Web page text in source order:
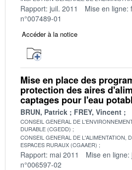
Rapport: juil. 2011 Mise en ligne:
n°007489-01
Accéder à la notice
Mise en place des
protection des aires
captages pour l'eau
BRUN, Patrick FREY, Vincent
CONSEIL GENERAL DE
DURABLE (CGEDD)
CONSEIL GENERAL DE L'ALIMENTATION,
ESPACES RURAUX (CGAAER)
Rapport: mai 2011 Mise en ligne:
n°006597-02